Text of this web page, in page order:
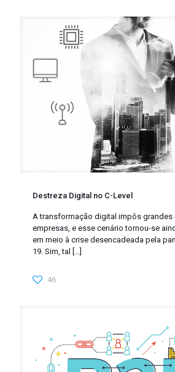
Destreza Digital no C-Level
A transformação digital impôs grandes
empresas, e esse cenário tornou-se
em meio à crise desencadeada pela
19. Sim, tal
[…]
46